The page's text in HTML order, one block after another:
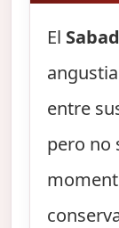
El
entre
pero no